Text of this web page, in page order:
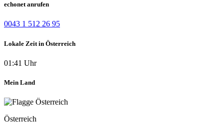
echonet anrufen
0043 1 512 26 95
Lokale Zeit in Österreich
01:41 Uhr
Mein Land
Österreich